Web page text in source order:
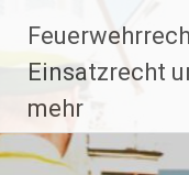
Inhalt
springen
Einsatzrecht
mehr